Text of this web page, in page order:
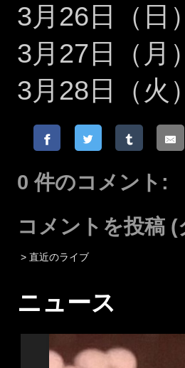
3月26日（日
3月27日（月
3月28日（火
0 件のコメント:
コメントを投稿 (
> 直近のライブ
ニュース